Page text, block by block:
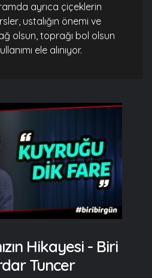
ayrıca çiçeklerin
ustalığın önemi ve
olsun, toprağı bol olsun
ele alınıyor.
Hikayesi - Biri
Tuncer